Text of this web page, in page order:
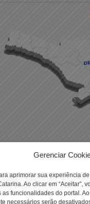
Gerenciar
aprimorar sua experiência
Ao clicar em “Aceitar”,
as funcionalidades do portal.
necessários serão